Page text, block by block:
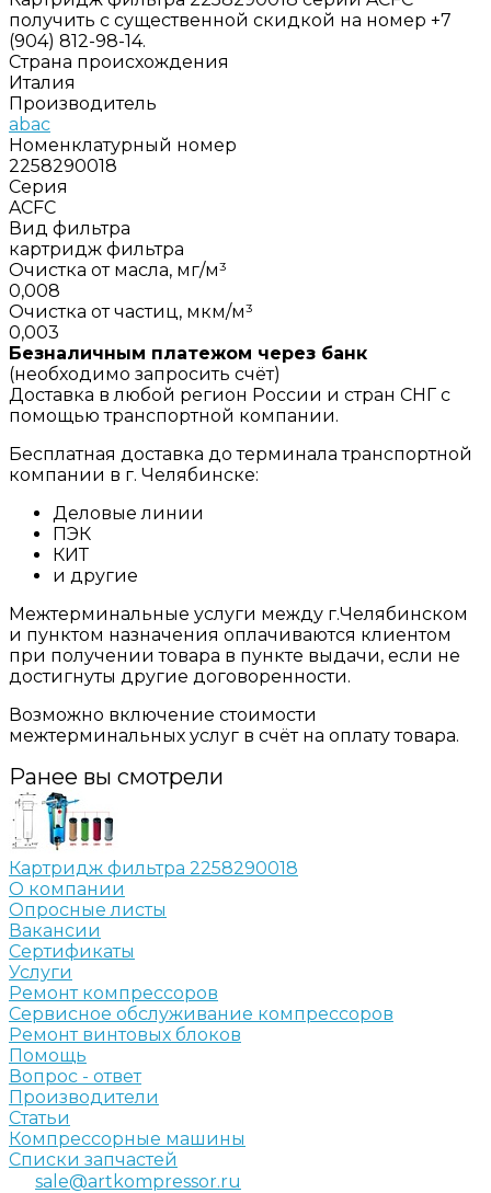
получить с существенной скидкой на номер +7
(904) 812-98-14.
Страна происхождения
Италия
Производитель
abac
Номенклатурный номер
2258290018
Серия
ACFC
Вид фильтра
картридж фильтра
Очистка от масла, мг/м³
0,008
Очистка от частиц, мкм/м³
0,003
Безналичным платежом через банк
(необходимо запросить счёт)
Доставка в любой регион России и стран СНГ с
помощью транспортной компании.
Бесплатная доставка до терминала транспортной
компании в г. Челябинске:
Деловые линии
ПЭК
КИТ
и другие
Межтерминальные услуги между г.Челябинском
и пунктом назначения оплачиваются клиентом
при получении товара в пункте выдачи, если не
достигнуты другие договоренности.
Возможно включение стоимости
межтерминальных услуг в счёт на оплату товара.
Ранее вы смотрели
Картридж фильтра 2258290018
О компании
Опросные листы
Вакансии
Сертификаты
Услуги
Ремонт компрессоров
Сервисное обслуживание компрессоров
Ремонт винтовых блоков
Помощь
Вопрос - ответ
Производители
Статьи
Компрессорные машины
Списки запчастей
sale@artkompressor.ru